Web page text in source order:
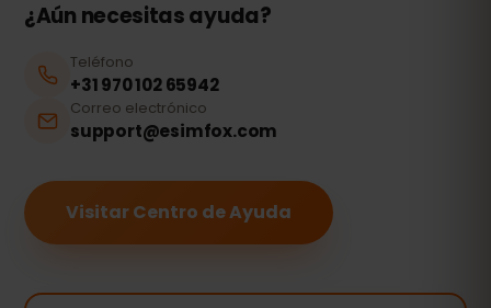
¿Aún necesitas ayuda?
Teléfono
+31 970 102 65942
Correo electrónico
support@esimfox.com
Visitar Centro de Ayuda